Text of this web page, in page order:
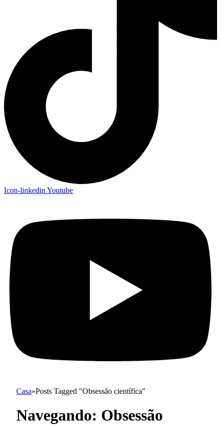
Icon-linkedin Youtube
Casa»Posts Tagged "Obsessão científica"
Navegando: Obsessão